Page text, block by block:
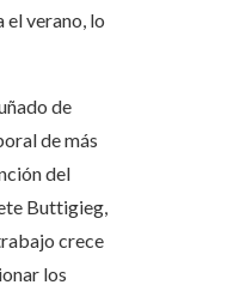
el verano, lo
de
de más
del
Buttigieg,
crece
los